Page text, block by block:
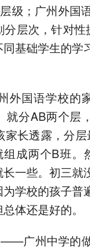
级；广州外国
层次，针对
基础学生的
外国语学校的
就分AB两个层
家长透露，分
成两个B班
一些。初三
学校的孩子
体还是好的。
——广州中学的